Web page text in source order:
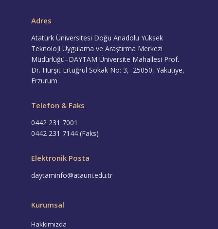
Adres
Atatürk Üniversitesi Doğu Anadolu Yüksek
Teknoloji Uygulama ve Araştırma Merkezi
Müdürlüğü–DAYTAM Üniversite Mahallesi Prof.
Dr. Hurşit Ertuğrul Sokak No: 3, 25050, Yakutiye,
Erzurum
Telefon & Faks
0442 231 7001
0442 231 7144 (Faks)
Elektronik Posta
daytaminfo@atauni.edu.tr
Kurumsal
Hakkımızda